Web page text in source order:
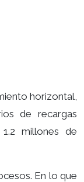
horizontal,
de recargas
millones de
En lo que